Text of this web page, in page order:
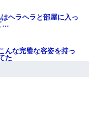
ヘラヘラと部屋に入っ
…
んな完璧な容姿を持っ
た